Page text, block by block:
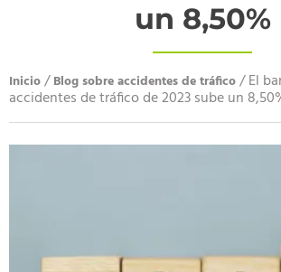
un 8,50%
Inicio/Blog sobre accidentes de tráfico/El
accidentes de tráfico de 2023 sube un